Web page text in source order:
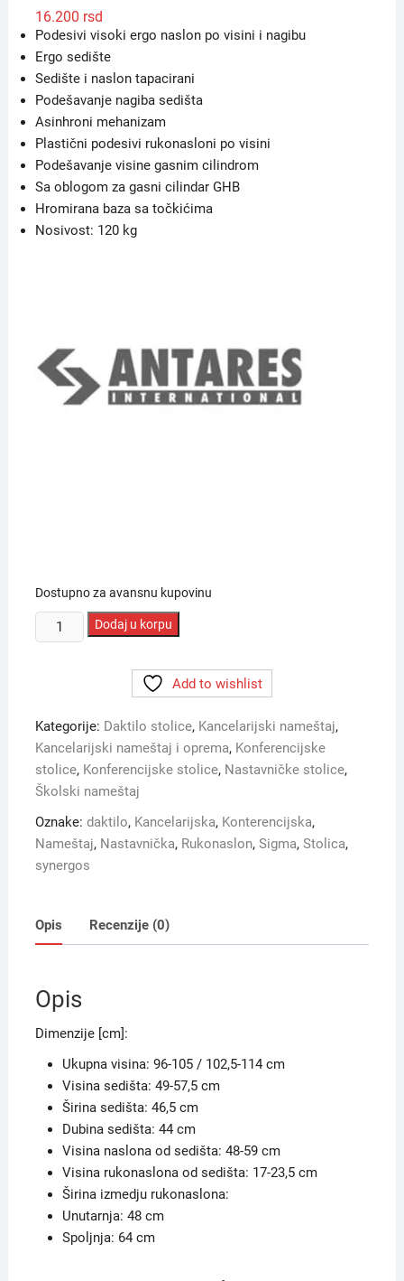
16.200 rsd
Podesivi visoki ergo naslon po visini i nagibu
Ergo sedište
Sedište i naslon tapacirani
Podešavanje nagiba sedišta
Asinhroni mehanizam
Plastični podesivi rukonasloni po visini
Podešavanje visine gasnim cilindrom
Sa oblogom za gasni cilindar GHB
Hromirana baza sa točkićima
Nosivost: 120 kg
Dostupno za avansnu kupovinu
Daktilo
stolica
Dodaj u korpu
Add to wishlist
Kategorije: Daktilo stolice, Kancelarijski nameštaj,
Kancelarijski nameštaj i oprema, Konferencijske
stolice, Konferencijske stolice, Nastavničke stolice,
Školski nameštaj
Oznake: daktilo, Kancelarijska, Konterencijska,
Nameštaj, Nastavnička, Rukonaslon, Sigma, Stolica,
synergos
Opis Recenzije (0)
Opis
Dimenzije [cm]:
Ukupna visina: 96-105 / 102,5-114 cm
Visina sedišta: 49-57,5 cm
Širina sedišta: 46,5 cm
Dubina sedišta: 44 cm
Visina naslona od sedišta: 48-59 cm
Visina rukonaslona od sedišta: 17-23,5 cm
Širina izmedju rukonaslona:
Unutarnja: 48 cm
Spoljnja: 64 cm